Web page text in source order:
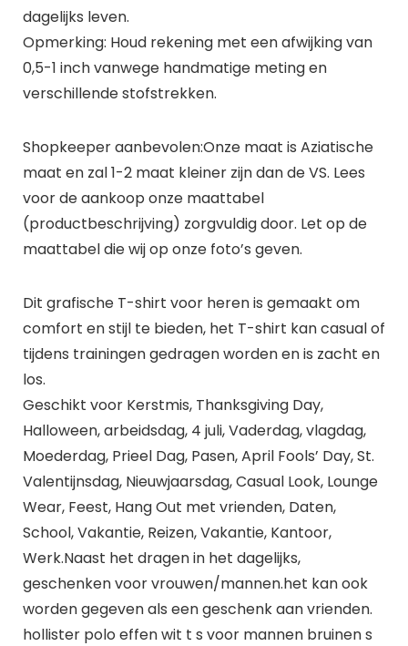
dagelijks leven.
Opmerking: Houd rekening met een afwijking van
0,5-1 inch vanwege handmatige meting en
verschillende stofstrekken.
Shopkeeper aanbevolen:Onze maat is Aziatische
maat en zal 1-2 maat kleiner zijn dan de VS. Lees
voor de aankoop onze maattabel
(productbeschrijving) zorgvuldig door. Let op de
maattabel die wij op onze foto’s geven.
Dit grafische T-shirt voor heren is gemaakt om
comfort en stijl te bieden, het T-shirt kan casual of
tijdens trainingen gedragen worden en is zacht en
los.
Geschikt voor Kerstmis, Thanksgiving Day,
Halloween, arbeidsdag, 4 juli, Vaderdag, vlagdag,
Moederdag, Prieel Dag, Pasen, April Fools’ Day, St.
Valentijnsdag, Nieuwjaarsdag, Casual Look, Lounge
Wear, Feest, Hang Out met vrienden, Daten,
School, Vakantie, Reizen, Vakantie, Kantoor,
Werk.Naast het dragen in het dagelijks,
geschenken voor vrouwen/mannen.het kan ook
worden gegeven als een geschenk aan vrienden.
hollister polo effen wit t s voor mannen bruinen s